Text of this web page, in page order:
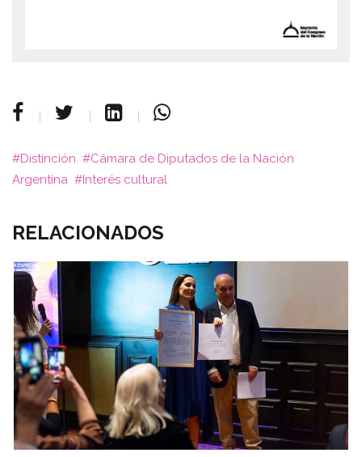
Distinción
Cámara de Diputados de la Nación
Argentina
Interés cultural
RELACIONADOS